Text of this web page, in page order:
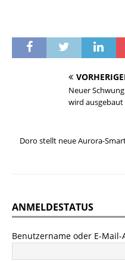
Neuer
wird ausgebaut
Doro stellt neue Aurora-
ANMELDESTATUS
Benutzername oder E-Mail-